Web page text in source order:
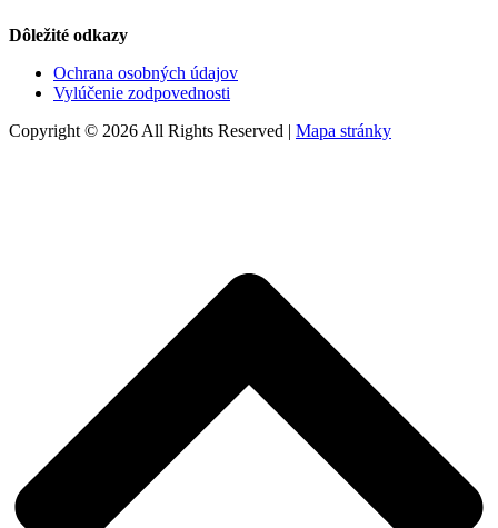
Dôležité odkazy
Ochrana osobných údajov
Vylúčenie zodpovednosti
Copyright © 2026 All Rights Reserved | Mapa stránky